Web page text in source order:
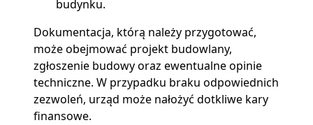
budynku.
Dokumentacja, którą należy przygotować,
może obejmować projekt budowlany,
zgłoszenie budowy oraz ewentualne opinie
techniczne. W przypadku braku odpowiednich
zezwoleń, urząd może nałożyć dotkliwe kary
finansowe.